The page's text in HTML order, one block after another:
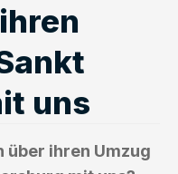
uns
über ihren Umzug